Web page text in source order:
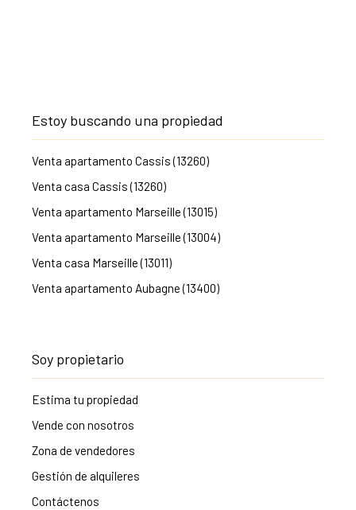
Estoy buscando una propiedad
Venta apartamento Cassis (13260)
Venta casa Cassis (13260)
Venta apartamento Marseille (13015)
Venta apartamento Marseille (13004)
Venta casa Marseille (13011)
Venta apartamento Aubagne (13400)
Soy propietario
Estima tu propiedad
Vende con nosotros
Zona de vendedores
Gestión de alquileres
Contáctenos